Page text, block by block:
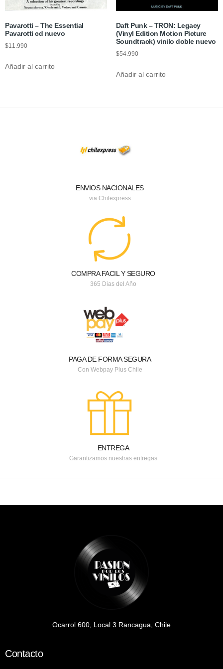
Pavarotti – The Essential
Pavarotti cd nuevo
$11.990
Añadir al carrito
Daft Punk – TRON: Legacy
(Vinyl Edition Motion Picture
Soundtrack) vinilo doble nuevo
$54.990
Añadir al carrito
ENVIOS NACIONALES
via Chilexpress
COMPRA FACIL Y SEGURO
365 Dias del Año
PAGA DE FORMA SEGURA
Con Webpay Plus Chile
ENTREGA
Garantizamos nuestras entregas
Ocarrol 600, Local 3 Rancagua, Chile
Contacto